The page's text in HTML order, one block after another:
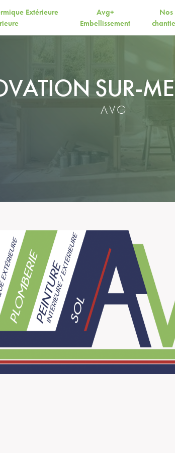
Extérieure
Avg+
Embellissement
Nos
SUR-
AVG